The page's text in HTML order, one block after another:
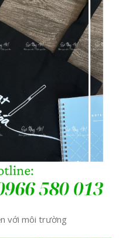
với môi trường